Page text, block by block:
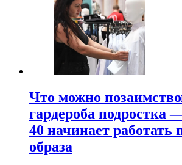
Что можно
гардероба подростка
40 начинает работать
образа